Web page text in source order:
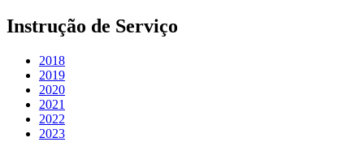
Instrução de Serviço
2018
2019
2020
2021
2022
2023